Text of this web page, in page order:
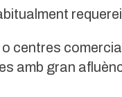
centres
amb gran